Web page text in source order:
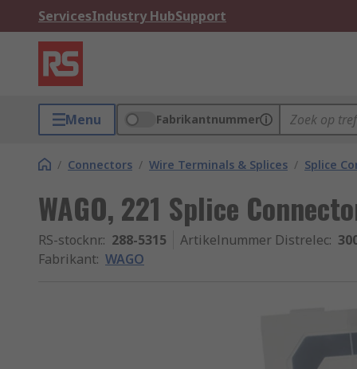
ServicesIndustry HubSupport
Menu Fabrikantnummer
/ Connectors / Wire Terminals & Splices / Splice
WAGO, 221 Splice
RS-stocknr.: 288-5315 Artikelnummer Distrelec:
Fabrikant: WAGO